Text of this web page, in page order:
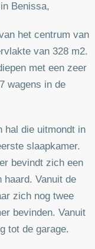
Benissa,
het centrum van
van 328 m2.
met een zeer
wagens in de
hal die uitmondt in
slaapkamer.
bevindt zich een
haard. Vanuit de
zich nog twee
bevinden. Vanuit
tot de garage.